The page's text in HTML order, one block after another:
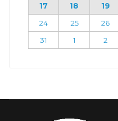
17
18 19
24
25 26
31
1 2